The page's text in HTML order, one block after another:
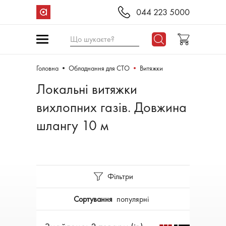
044 223 5000
Що шукаєте?
Головна Обладнання для СТО Витяжки
Локальні витяжки
вихлопних газів. Довжина
шлангу 10 м
Фільтри
Сортування популярні